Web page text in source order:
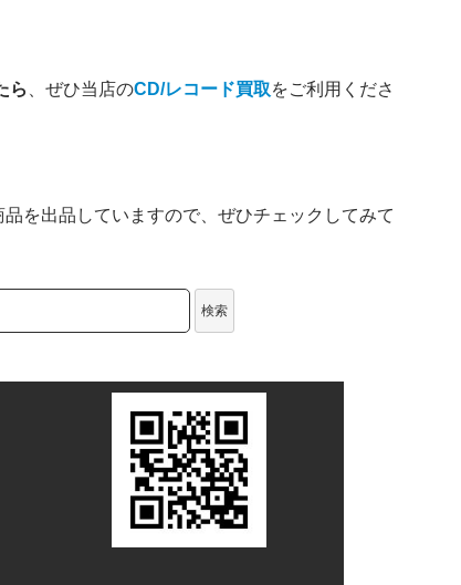
ら 、ぜひ当店のCD/レコード買取をご利用くださ
を出品していますので、ぜひチェックしてみて
検索